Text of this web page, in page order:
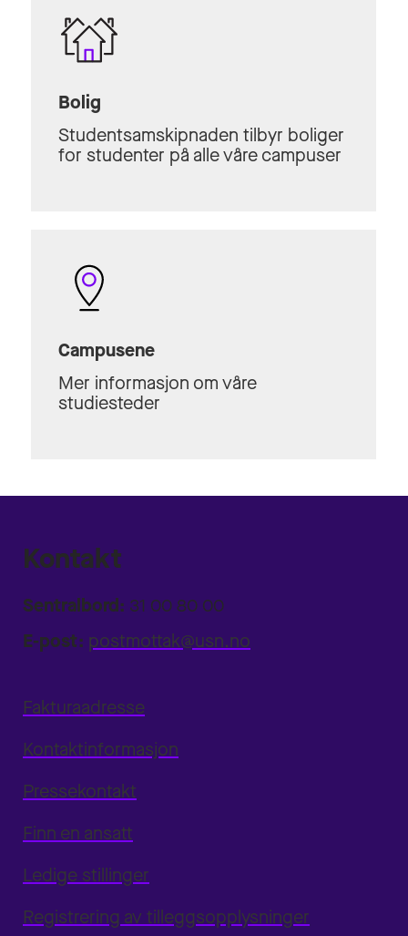
Bolig
Studentsamskipnaden tilbyr boliger
for studenter på alle våre campuser
Campusene
Mer informasjon om våre
studiesteder
Kontakt
Sentralbord: 31 00 80 00
E-post: postmottak@usn.no
Fakturaadresse
Kontaktinformasjon
Pressekontakt
Finn en ansatt
Ledige stillinger
Registrering av tilleggsopplysninger